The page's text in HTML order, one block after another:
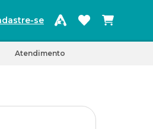
se
Atendimento